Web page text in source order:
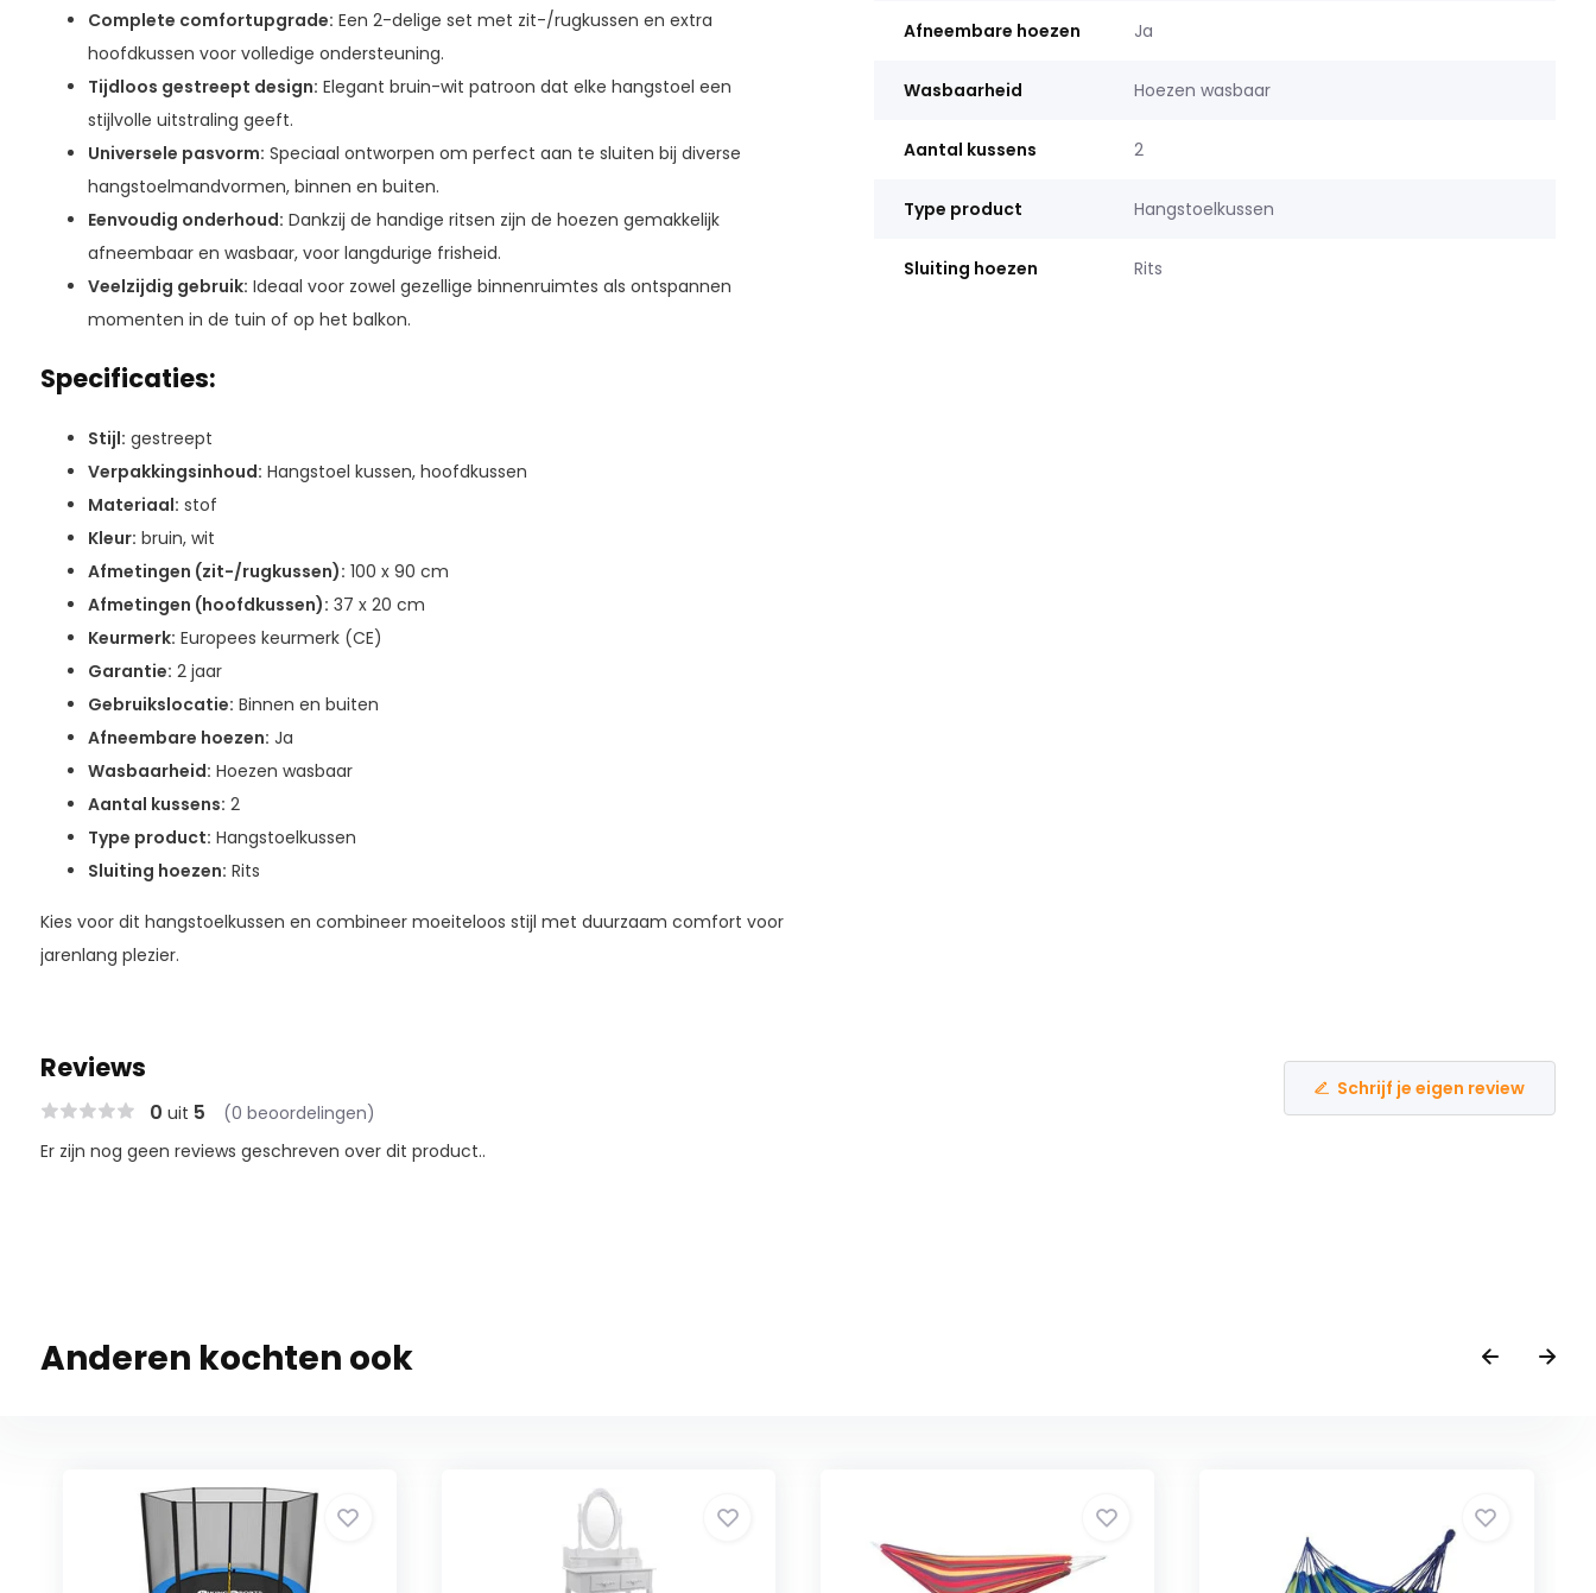
Complete comfortupgrade: Een 2-delige set met zit-/rugkussen en extra
hoofdkussen voor volledige ondersteuning.
Tijdloos gestreept design: Elegant bruin-wit patroon dat elke hangstoel een
stijlvolle uitstraling geeft.
Universele pasvorm: Speciaal ontworpen om perfect aan te sluiten bij diverse
hangstoelmandvormen, binnen en buiten.
Eenvoudig onderhoud: Dankzij de handige ritsen zijn de hoezen gemakkelijk
afneembaar en wasbaar, voor langdurige frisheid.
Veelzijdig gebruik: Ideaal voor zowel gezellige binnenruimtes als ontspannen
momenten in de tuin of op het balkon.
Specificaties:
Stijl: gestreept
Verpakkingsinhoud: Hangstoel kussen, hoofdkussen
Materiaal: stof
Kleur: bruin, wit
Afmetingen (zit-/rugkussen): 100 x 90 cm
Afmetingen (hoofdkussen): 37 x 20 cm
Keurmerk: Europees keurmerk (CE)
Garantie: 2 jaar
Gebruikslocatie: Binnen en buiten
Afneembare hoezen: Ja
Wasbaarheid: Hoezen wasbaar
Aantal kussens: 2
Type product: Hangstoelkussen
Sluiting hoezen: Rits
Kies voor dit hangstoelkussen en combineer moeiteloos stijl met duurzaam comfort voor
jarenlang plezier.
Afneembare hoezen Ja
Wasbaarheid Hoezen wasbaar
Aantal kussens 2
Type product Hangstoelkussen
Sluiting hoezen Rits
Reviews
0 uit 5 (0 beoordelingen)
Schrijf je eigen review
Er zijn nog geen reviews geschreven over dit product..
Anderen kochten ook